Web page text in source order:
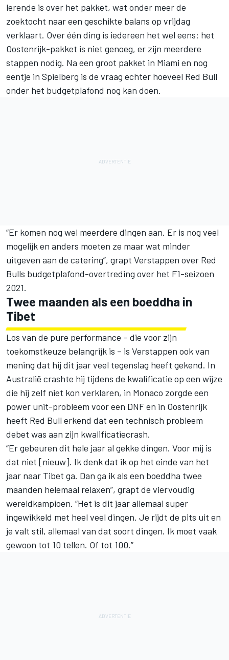
lerende is over het pakket, wat onder meer de
zoektocht naar een geschikte balans op vrijdag
verklaart. Over één ding is iedereen het wel eens: het
Oostenrijk-pakket is niet genoeg, er zijn meerdere
stappen nodig. Na een groot pakket in Miami en nog
eentje in Spielberg is de vraag echter hoeveel Red Bull
onder het budgetplafond nog kan doen.
“Er komen nog wel meerdere dingen aan. Er is nog veel
mogelijk en anders moeten ze maar wat minder
uitgeven aan de catering”, grapt Verstappen over Red
Bulls budgetplafond-overtreding over het F1-seizoen
2021.
Twee maanden als een boeddha in
Tibet
Los van de pure performance – die voor zijn
toekomstkeuze belangrijk is – is Verstappen ook van
mening dat hij dit jaar veel tegenslag heeft gekend. In
Australië crashte hij tijdens de kwalificatie op een wijze
die hij zelf niet kon verklaren, in Monaco zorgde een
power unit-probleem voor een DNF en in Oostenrijk
heeft Red Bull erkend dat een technisch probleem
debet was aan zijn kwalificatiecrash.
“Er gebeuren dit hele jaar al gekke dingen. Voor mij is
dat niet [nieuw]. Ik denk dat ik op het einde van het
jaar naar Tibet ga. Dan ga ik als een boeddha twee
maanden helemaal relaxen”, grapt de viervoudig
wereldkampioen. “Het is dit jaar allemaal super
ingewikkeld met heel veel dingen. Je rijdt de pits uit en
je valt stil, allemaal van dat soort dingen. Ik moet vaak
gewoon tot 10 tellen. Of tot 100.”